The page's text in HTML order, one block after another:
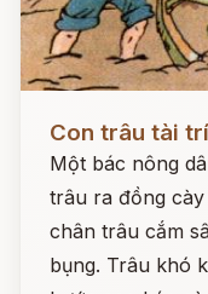
Con trâu tài trí
Một bác nông
trâu ra đồng
chân trâu cắm
bụng. Trâu khó